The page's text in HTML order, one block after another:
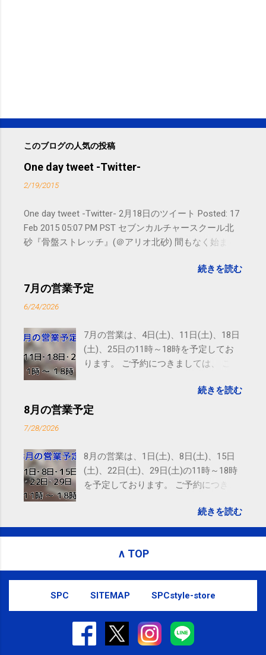
このブログの人気の投稿
One day tweet -Twitter-
2/19/2015
One day tweet -Twitter- 2月18日のツイート Posted: 17
Feb 2015 05:07 PM PST セブンカルチャースクール北
砂『骨盤ストレッチ』(＠アリオ北砂) 間もなく始まり
subscribed to email updates from サクマフィジカルコ
ンディショニング(@SPCstyle) - Twilog To stop
Email delivery powered by Google Google Inc., 1600
Amphitheatre Parkway, Mountain View, CA 94043,
United States
続きを読む
7月の営業予定
6/24/2026
7月の営業は、4日(土)、11日(土)、18日
(土)、25日の11時～18時を予定してお
ります。 ご予約につきましては、 こち
れないことがありますので、ご予約、
お問い合わせはSMS（ショートメッセ
続きを読む
8月の営業予定
7/28/2026
8月の営業は、1日(土)、8日(土)、15日
(土)、22日(土)、29日(土)の11時～18時
を予定しております。 ご予約につきま
す。 電話に出られないことがあります
ので、ご予約、お問い合わせは
をおすすめしております。
続きを読む
∧ TOP
SPC SITEMAP SPCstyle-store